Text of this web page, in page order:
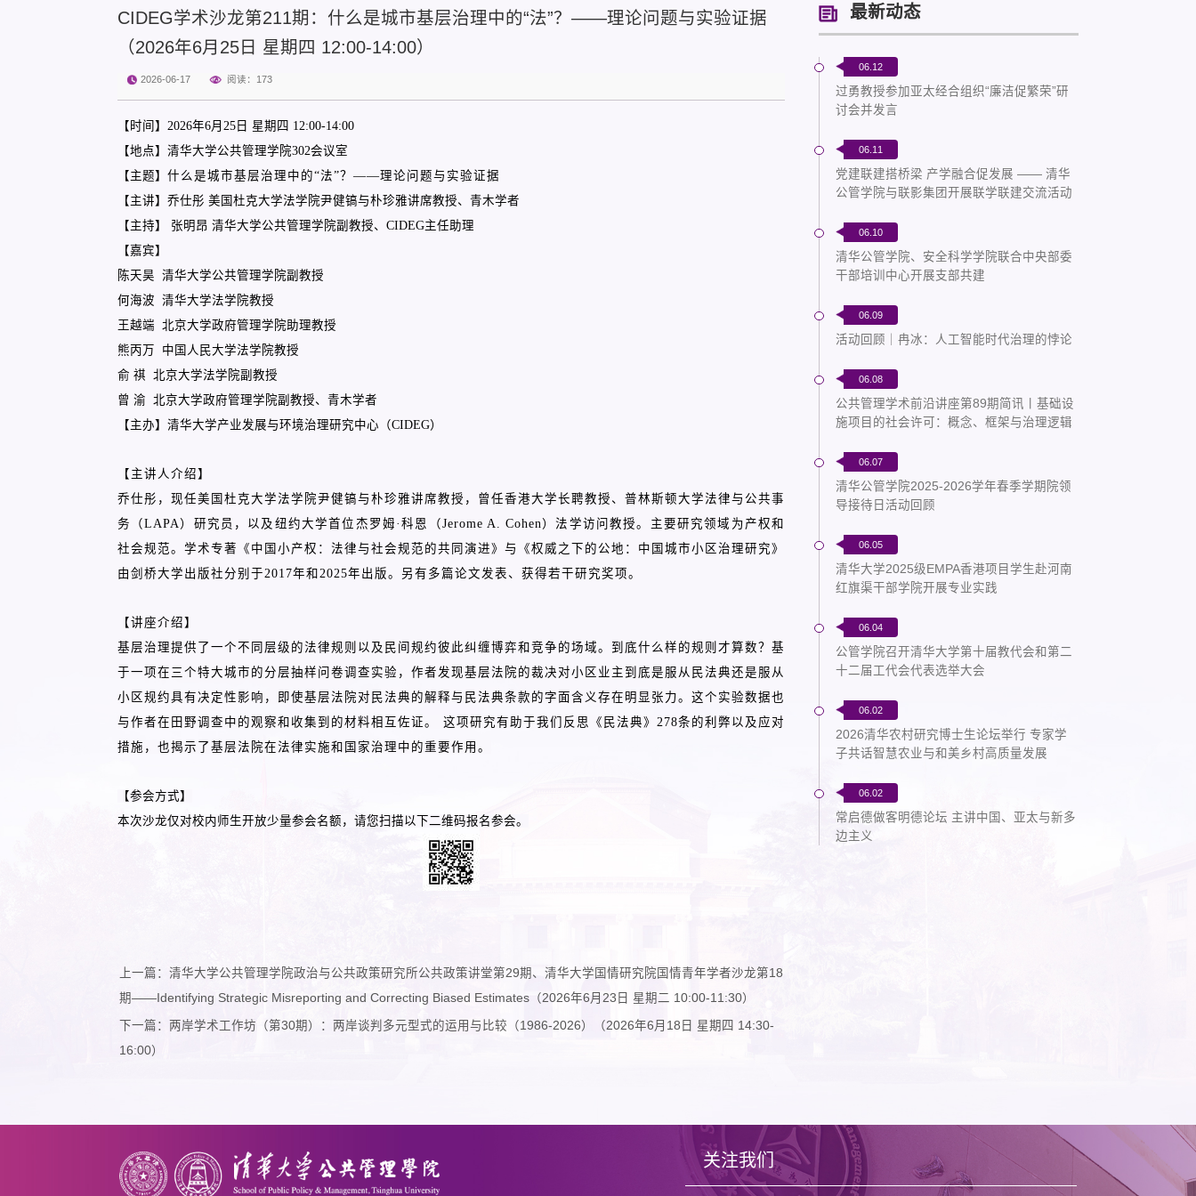
CIDEG学术沙龙第211期：什么是城市基层治理中的“法”？——理论问题与实验证据
（2026年6月25日 星期四 12:00-14:00）
2026-06-17 阅读： 173
【时间】2026年6月25日 星期四 12:00-14:00
【地点】清华大学公共管理学院302会议室
【主题】 什么是城市基层治理中的“法”？——理论问题与实验证据
【主讲】乔仕彤 美国杜克大学法学院尹健镐与朴珍雅讲席教授、青木学者
【主持】 张明昂 清华大学公共管理学院副教授、CIDEG主任助理
【嘉宾】
陈天昊 清华大学公共管理学院副教授
何海波 清华大学法学院教授
王越端 北京大学政府管理学院助理教授
熊丙万 中国人民大学法学院教授
俞 祺 北京大学法学院副教授
曾 渝 北京大学政府管理学院副教授、青木学者
【主办】清华大学产业发展与环境治理研究中心（CIDEG）
【主讲人介绍】
乔仕彤，现任美国杜克大学法学院尹健镐与朴珍雅讲席教授，曾任香港大学长聘教授、普林斯顿大学法律与公共事
务（LAPA）研究员，以及纽约大学首位杰罗姆·科恩（Jerome A. Cohen）法学访问教授。主要研究领域为产权和
社会规范。学术专著《中国小产权：法律与社会规范的共同演进》与《权威之下的公地：中国城市小区治理研究》
由剑桥大学出版社分别于2017年和2025年出版。另有多篇论文发表、获得若干研究奖项。
【讲座介绍】
基层治理提供了一个不同层级的法律规则以及民间规约彼此纠缠博弈和竞争的场域。到底什么样的规则才算数？基
于一项在三个特大城市的分层抽样问卷调查实验，作者发现基层法院的裁决对小区业主到底是服从民法典还是服从
小区规约具有决定性影响，即使基层法院对民法典的解释与民法典条款的字面含义存在明显张力。这个实验数据也
与作者在田野调查中的观察和收集到的材料相互佐证。 这项研究有助于我们反思《民法典》278条的利弊以及应对
措施，也揭示了基层法院在法律实施和国家治理中的重要作用。
【参会方式】
本次沙龙仅对校内师生开放少量参会名额，请您扫描以下二维码报名参会。
上一篇：清华大学公共管理学院政治与公共政策研究所公共政策讲堂第29期、清华大学国情研究院国情青年学者沙龙第18
期——Identifying Strategic Misreporting and Correcting Biased Estimates（2026年6月23日 星期二 10:00-11:30）
下一篇：两岸学术工作坊（第30期）：两岸谈判多元型式的运用与比较（1986-2026）（2026年6月18日 星期四 14:30-
16:00）
最新动态
06.12
过勇教授参加亚太经合组织“廉洁促繁荣”研
讨会并发言
06.11
党建联建搭桥梁 产学融合促发展 —— 清华
公管学院与联影集团开展联学联建交流活动
06.10
清华公管学院、安全科学学院联合中央部委
干部培训中心开展支部共建
06.09
活动回顾｜冉冰：人工智能时代治理的悖论
06.08
公共管理学术前沿讲座第89期简讯丨基础设
施项目的社会许可：概念、框架与治理逻辑
06.07
清华公管学院2025-2026学年春季学期院领
导接待日活动回顾
06.05
清华大学2025级EMPA香港项目学生赴河南
红旗渠干部学院开展专业实践
06.04
公管学院召开清华大学第十届教代会和第二
十二届工代会代表选举大会
06.02
2026清华农村研究博士生论坛举行 专家学
子共话智慧农业与和美乡村高质量发展
06.02
常启德做客明德论坛 主讲中国、亚太与新多
边主义
关注我们